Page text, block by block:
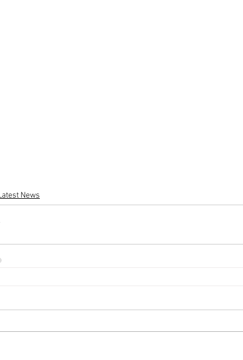
News